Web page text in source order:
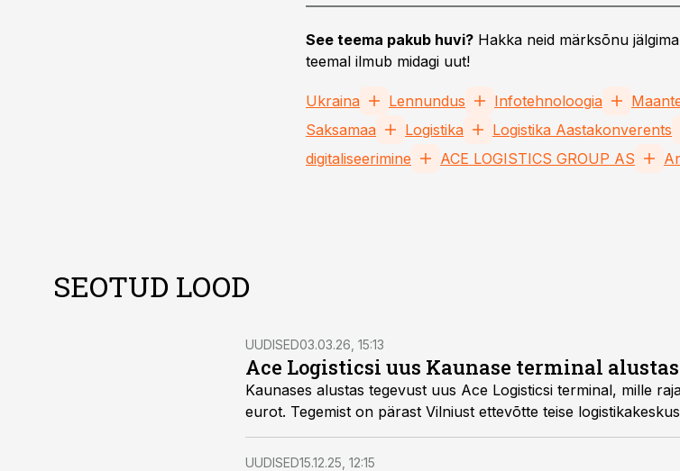
See teema pakub huvi? Hakka neid märksõnu
teemal ilmub midagi uut!
Ukraina Lennundus Infotehnoloogia
Saksamaa
Logistika Logistika Aastakonverents
digitaliseerimine
ACE LOGISTICS GROUP AS
SEOTUD LOOD
UUDISED03.03.26, 15:13
Ace Logisticsi uus Kaunase terminal
Kaunases alustas tegevust uus Ace Logisticsi terminal, mille
eurot. Tegemist on pärast Vilniust ettevõtte teise
UUDISED15.12.25, 12:15